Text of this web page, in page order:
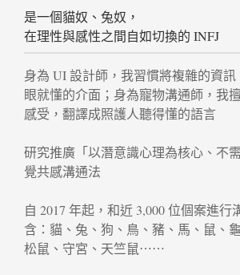
是一個貓奴、兔奴，
在理性與感性之間自如切換的 INFJ
身為 UI 設計師，我習慣將複雜的資
眼就懂的介面；身為寵物溝通師，我
感受，翻譯成照護人聽得懂的語言
研究推廣「以潛意識心理為核心、不
覺共感溝通法
自 2017 年起，和近 3,000 位個案進
含：貓、兔、狗、鳥、豬、馬、鼠、
松鼠、守宮、天竺鼠⋯⋯